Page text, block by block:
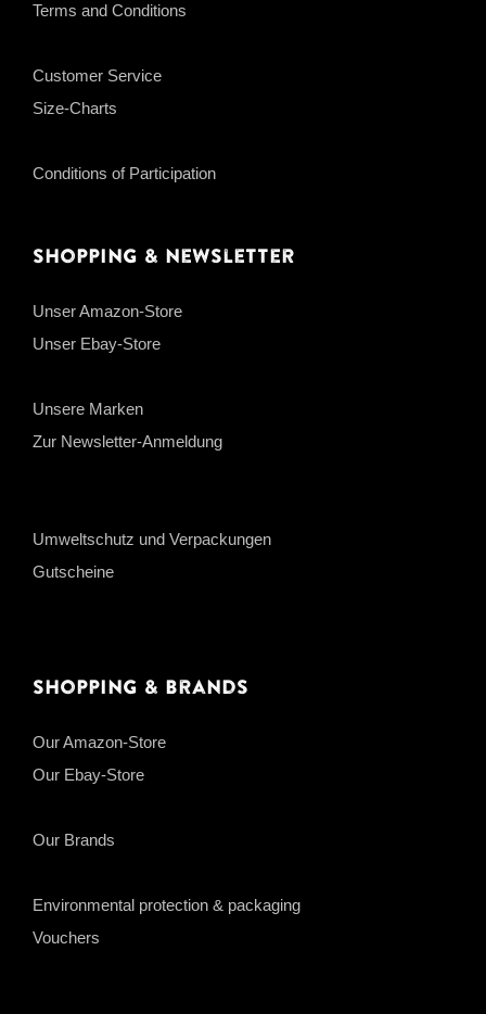
Terms and Conditions
Customer Service
Size-Charts
Conditions of Participation
Shopping & Newsletter
Unser Amazon-Store
Unser Ebay-Store
Unsere Marken
Zur Newsletter-Anmeldung
Umweltschutz und Verpackungen
Gutscheine
Shopping & Brands
Our Amazon-Store
Our Ebay-Store
Our Brands
Environmental protection & packaging
Vouchers